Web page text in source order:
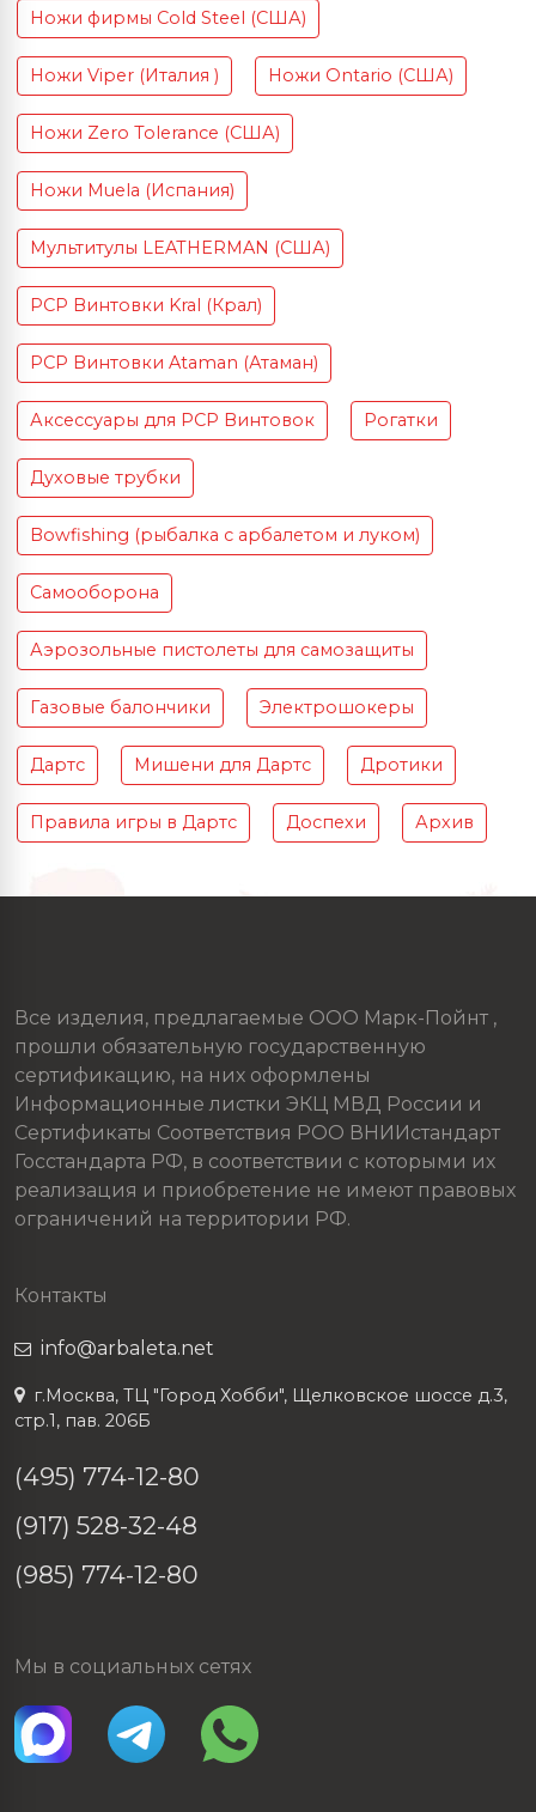
Ножи фирмы Cold Steel (США)
Ножи Viper (Италия ) Ножи Ontario (США)
Ножи Zero Tolerance (США)
Ножи Muela (Испания)
Мультитулы LEATHERMAN (США)
PCP Винтовки Kral (Крал)
PCP Винтовки Ataman (Атаман)
Аксессуары для PCP Винтовок Рогатки
Духовые трубки
Bowfishing (рыбалка с арбалетом и луком)
Самооборона
Аэрозольные пистолеты для самозащиты
Газовые балончики Электрошокеры
Дартс Мишени для Дартс Дротики
Правила игры в Дартс Доспехи Архив
Все изделия, предлагаемые ООО Марк-Пойнт ,
прошли обязательную государственную
сертификацию, на них оформлены
Информационные листки ЭКЦ МВД России и
Сертификаты Соответствия РОО ВНИИстандарт
Госстандарта РФ, в соответствии с которыми их
реализация и приобретение не имеют правовых
ограничений на территории РФ.
Контакты
info@arbaleta.net
г.Москва, ТЦ "Город Хобби", Щелковское шоссе д.3,
стр.1, пав. 206Б
(495) 774-12-80
(917) 528-32-48
(985) 774-12-80
Мы в социальных сетях